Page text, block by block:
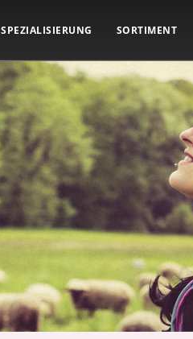
SPEZIALISIERUNG SORTIMENT